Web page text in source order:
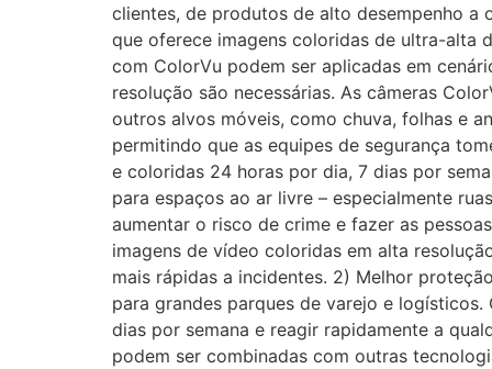
clientes, de produtos de alto desempenho a
que oferece imagens coloridas de ultra-alta
com ColorVu podem ser aplicadas em
resolução são necessárias. As câmeras
outros alvos móveis, como chuva, folhas e
permitindo que as equipes de segurança
e coloridas 24 horas por dia, 7 dias por
para espaços ao ar livre – especialmente
aumentar o risco de crime e fazer as
imagens de vídeo coloridas em alta
mais rápidas a incidentes. 2) Melhor
para grandes parques de varejo e
dias por semana e reagir rapidamente a
podem ser combinadas com outras